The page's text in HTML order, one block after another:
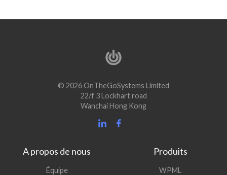
© 2026 OnTheGoSystems Limited
22/f 3 Lockhart road
Wanchai Hong Kong
A propos de nous
Équipe
Produits
WPML